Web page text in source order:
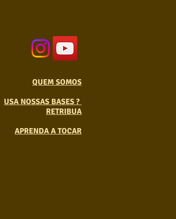
QUEM SOMOS
USA NOSSAS BASES ?
RETRIBUA
APRENDA A TOCAR